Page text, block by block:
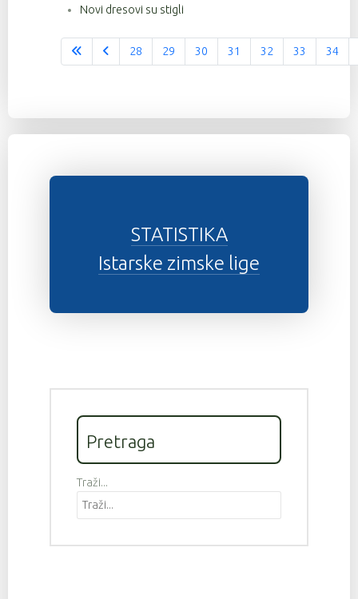
Novi dresovi su stigli
Stranica 36 od 37
28 29 30 31 32 33 34
STATISTIKA
Istarske zimske lige
Pretraga
Traži...